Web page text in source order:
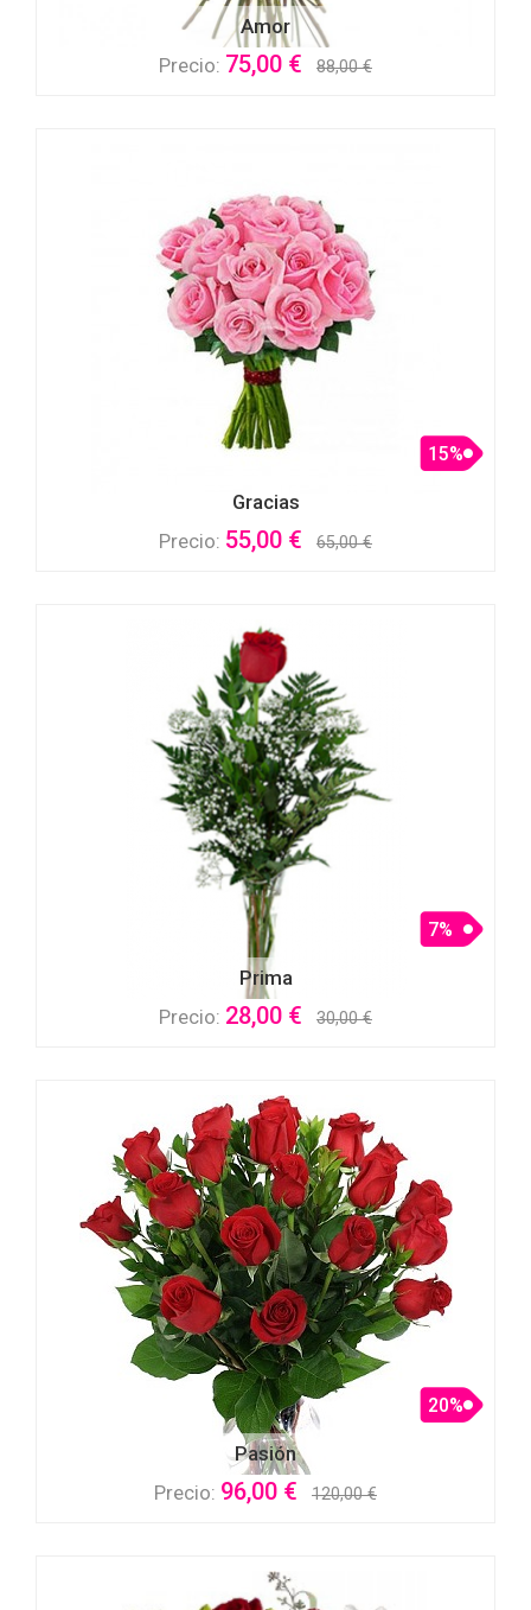
Amor
Precio: 75,00 € 88,00 €
Gracias
15%
Precio: 55,00 € 65,00 €
Prima
7%
Precio: 28,00 € 30,00 €
Pasión
20%
Precio: 96,00 € 120,00 €